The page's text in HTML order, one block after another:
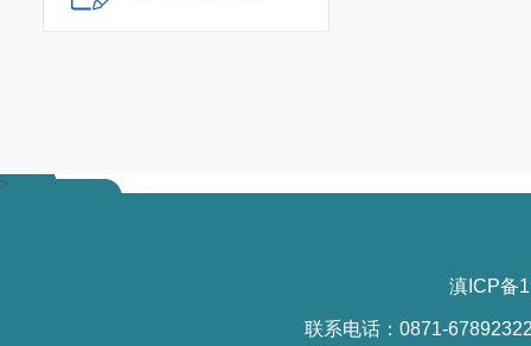
>
滇ICP备
联系电话：0871-